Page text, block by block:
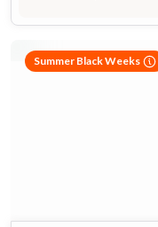
Summer Black Weeks